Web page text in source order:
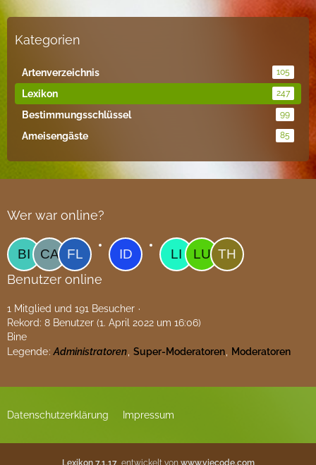
Kategorien
Artenverzeichnis 105
Lexikon 247
Bestimmungsschlüssel 99
Ameisengäste 85
Wer war online?
Benutzer online
1 Mitglied und 191 Besucher
Rekord: 8 Benutzer (1. April 2022 um 16:06)
Bine
Legende Administratoren Super-Moderatoren Moderatoren
Datenschutzerklärung Impressum
Lexikon 7.1.17, entwickelt von www.viecode.com